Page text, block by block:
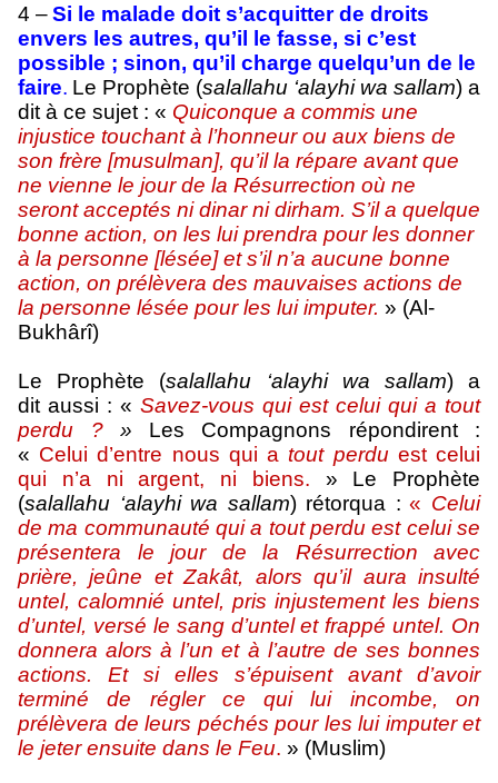
4 –Si le malade doit s’acquitter de droits
envers les autres, qu’il le fasse, si c’est
possible ; sinon, qu’il charge quelqu’un de le
faire. Le Prophète (salallahu ‘alayhi wa sallam) a
dit à ce sujet : « Quiconque a commis une
injustice touchant à l’honneur ou aux biens de
son frère [musulman], qu’il la répare avant que
ne vienne le jour de la Résurrection où ne
seront acceptés ni dinar ni dirham. S’il a quelque
bonne action, on les lui prendra pour les donner
à la personne [lésée] et s’il n’a aucune bonne
action, on prélèvera des mauvaises actions de
la personne lésée pour les lui imputer. » (Al-
Bukhârî)
Le Prophète (salallahu ‘alayhi wa sallam) a
dit aussi : « Savez-vous qui est celui qui a tout
perdu ?»
Les Compagnons répondirent :
« Celui d’entre nous qui atout perdu est celui
qui n’a ni argent, ni biens. » Le Prophète
(salallahu ‘alayhi wa sallam) rétorqua : « Celui
de ma communauté qui a tout perdu est celui se
présentera le jour de la Résurrection avec
prière, jeûne et Zakât, alors qu’il aura insulté
untel, calomnié untel, pris injustement les biens
d’untel, versé le sang d’untel et frappé untel. On
donnera alors à l’un et à l’autre de ses bonnes
actions. Et si elles s’épuisent avant d’avoir
terminé de régler ce qui lui incombe, on
prélèvera de leurs péchés pour les lui imputer et
le jeter ensuite dans le Feu. » (Muslim)